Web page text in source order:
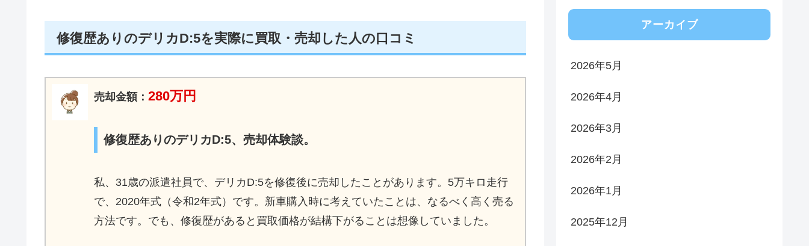
修復歴ありのデリカD:5を実際に買取・売却した人の口コミ
売却金額： 280万円
修復歴ありのデリカD:5、売却体験談。
私、31歳の派遣社員で、デリカD:5を修復後に売却したことがあります。5万キロ走行
で、2020年式（令和2年式）です。新車購入時に考えていたことは、なるべく高く売る
方法です。でも、修復歴があると買取価格が結構下がることは想像していました。
アーカイブ
2026年5月
2026年4月
2026年3月
2026年2月
2026年1月
2025年12月